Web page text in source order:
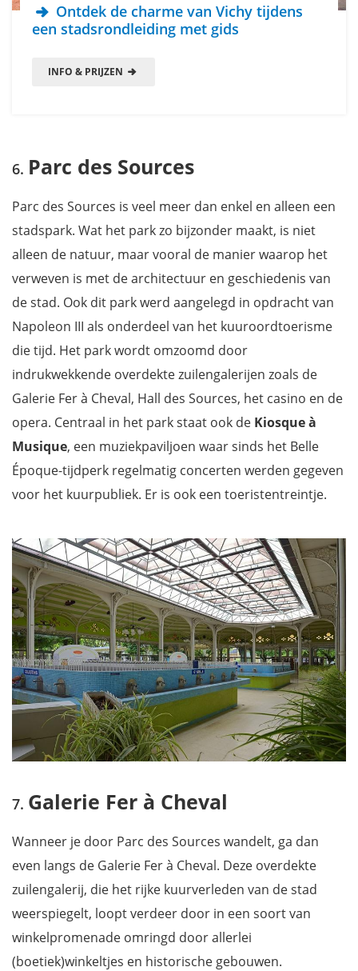
Ontdek de charme van Vichy tijdens
een stadsrondleiding met gids
INFO & PRIJZEN
Parc des Sources
Parc des Sources is veel meer dan enkel en alleen een
stadspark. Wat het park zo bijzonder maakt, is niet
alleen de natuur, maar vooral de manier waarop het
verweven is met de architectuur en geschiedenis van
de stad. Ook dit park werd aangelegd in opdracht van
Napoleon III als onderdeel van het kuuroordtoerisme
die tijd. Het park wordt omzoomd door
indrukwekkende overdekte zuilengalerijen zoals de
Galerie Fer à Cheval, Hall des Sources, het casino en de
opera. Centraal in het park staat ook de Kiosque à
Musique, een muziekpaviljoen waar sinds het Belle
Époque-tijdperk regelmatig concerten werden gegeven
voor het kuurpubliek. Er is ook een toeristentreintje.
Galerie Fer à Cheval
Wanneer je door Parc des Sources wandelt, ga dan
even langs de Galerie Fer à Cheval. Deze overdekte
zuilengalerij, die het rijke kuurverleden van de stad
weerspiegelt, loopt verdeer door in een soort van
winkelpromenade omringd door allerlei
(boetiek)winkeltjes en historische gebouwen.